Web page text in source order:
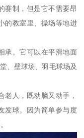
赛制，但是它不需要昂
的教室里、操场等地进
承。它可以在平滑地面
、壁球场、羽毛球场及
老人，既动脑又动手，
发球。因为简单参与度